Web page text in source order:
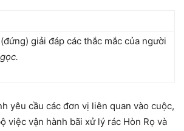
giải đáp các thắc mắc của người
yêu cầu các đơn vị liên quan vào cuộc,
việc vận hành bãi xử lý rác Hòn Rọ và